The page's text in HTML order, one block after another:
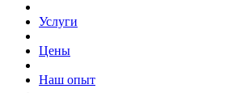
Услуги
Цены
Наш опыт